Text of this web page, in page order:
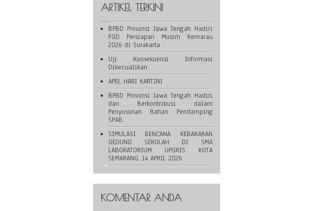
ARTIKEL TERKINI
BPBD Provinsi Jawa Tengah Hadiri
FGD Persiapan Musim Kemarau
2026 di Surakarta
Uji Konsekuensi Informasi
Dikecualikan
APEL HARI KARTINI
BPBD Provinsi Jawa Tengah Hadiri
dan Berkontribusi dalam
Penyusunan Bahan Pendamping
SPAB
SIMULASI BENCANA KEBAKARAN
GEDUNG SEKOLAH DI SMA
LABORATORIUM UPGRIS KOTA
SEMARANG, 14 APRIL 2026
KOMENTAR ANDA